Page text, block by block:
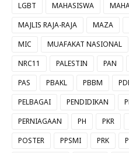
LGBT
MAHASISWA
MAJLIS RAJA-RAJA
MAZA
MIC
MUAFAKAT NASIONAL
NRC11
PALESTIN PAN
PAS
PBAKL PBBM
PELBAGAI
PENDIDIKAN
PERNIAGAAN
PH PKR
POSTER
PPSMI PRK